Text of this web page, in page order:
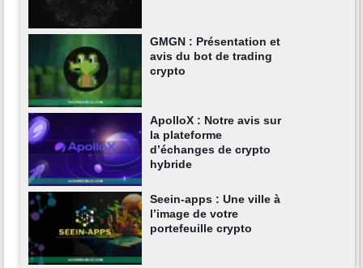
GMGN : Présentation et
avis du bot de trading
crypto
ApolloX : Notre avis sur
la plateforme
d’échanges de crypto
hybride
Seein-apps : Une ville à
l’image de votre
portefeuille crypto